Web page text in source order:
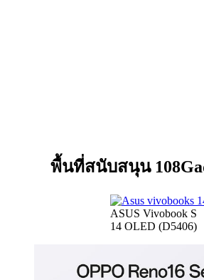
พื้นที่สนับสนุน
ASUS Vivobook S
14 OLED (D5406)